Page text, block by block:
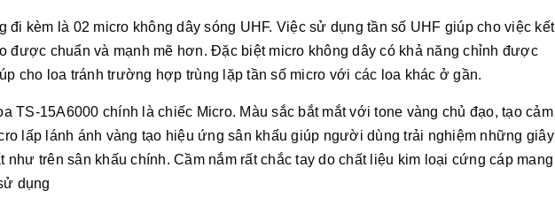
đi kèm là 02 micro không dây sóng UHF. Việc sử dụng tần số UHF giúp cho việc kết
được chuẩn và mạnh mẽ hơn. Đặc biệt micro không dây có khả năng chỉnh được
cho loa tránh trường hợp trùng lặp tần số micro với các loa khác ở gần.
TS-15A6000 chính là chiếc Micro. Màu sắc bắt mắt với tone vàng chủ đạo, tạo cảm
lấp lánh ánh vàng tạo hiệu ứng sân khấu giúp người dùng trải nghiệm những giây
như trên sân khấu chính. Cầm nắm rất chắc tay do chất liệu kim loại cứng cáp mang
dụng